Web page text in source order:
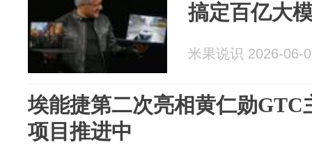
搞定百亿大
米果说识 2026-06-
埃能捷第二次亮相黄仁勋GTC
项目推进中